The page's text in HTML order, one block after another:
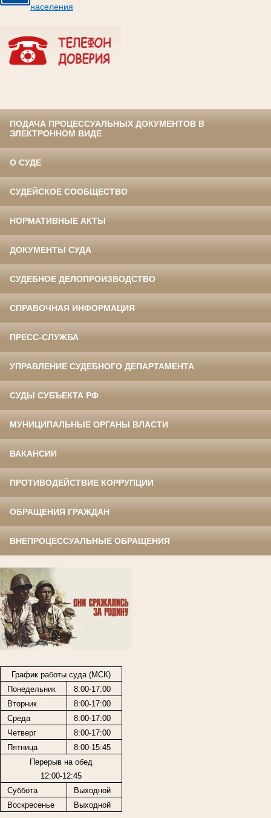
населения
ПОДАЧА ПРОЦЕССУАЛЬНЫХ ДОКУМЕНТОВ В
ЭЛЕКТРОННОМ ВИДЕ
О СУДЕ
СУДЕЙСКОЕ СООБЩЕСТВО
НОРМАТИВНЫЕ АКТЫ
ДОКУМЕНТЫ СУДА
СУДЕБНОЕ ДЕЛОПРОИЗВОДСТВО
СПРАВОЧНАЯ ИНФОРМАЦИЯ
ПРЕСС-СЛУЖБА
УПРАВЛЕНИЕ СУДЕБНОГО ДЕПАРТАМЕНТА
СУДЫ СУБЪЕКТА РФ
МУНИЦИПАЛЬНЫЕ ОРГАНЫ ВЛАСТИ
ВАКАНСИИ
ПРОТИВОДЕЙСТВИЕ КОРРУПЦИИ
ОБРАЩЕНИЯ ГРАЖДАН
ВНЕПРОЦЕССУАЛЬНЫЕ ОБРАЩЕНИЯ
График работы суда (МСК)
Понедельник
8:00-17:00
Вторник
8:00-17:00
Среда
8:00-17:00
Четверг
8:00-17:00
Пятница
8:00-15:45
Перерыв на обед
12:00-12:45
Суббота
Выходной
Воскресенье
Выходной